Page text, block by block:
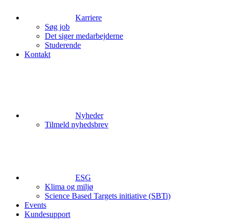
Karriere
Søg job
Det siger medarbejderne
Studerende
Kontakt
Nyheder
Tilmeld nyhedsbrev
ESG
Klima og miljø
Science Based Targets initiative (SBTi)
Events
Kundesupport